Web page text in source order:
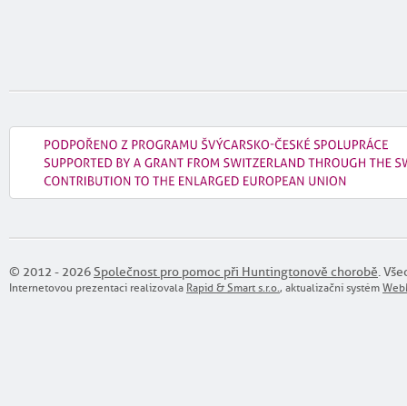
© 2012 - 2026Společnost pro pomoc při Huntingtonově chorobě.
Internetovou prezentaci realizovala Rapid & Smart s.r.o., aktualizační systém